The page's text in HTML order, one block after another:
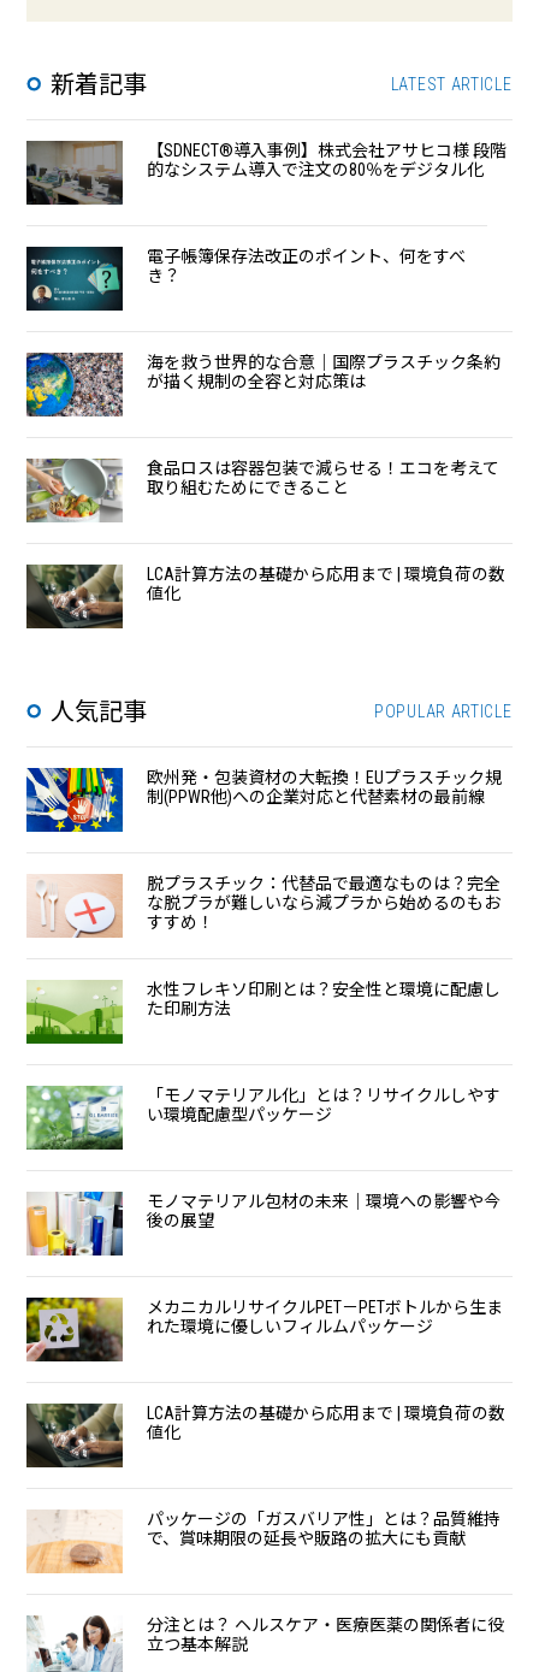
新着記事 LATEST ARTICLE
【SDNECT®導入事例】株式会社アサヒコ様 段階
的なシステム導入で注⽂の80％をデジタル化
電子帳簿保存法改正のポイント、何をすべ
き？
海を救う世界的な合意｜国際プラスチック条約
が描く規制の全容と対応策は
食品ロスは容器包装で減らせる！エコを考えて
取り組むためにできること
LCA計算方法の基礎から応用まで | 環境負荷の数
値化
人気記事 POPULAR ARTICLE
欧州発・包装資材の大転換！EUプラスチック規
制(PPWR他)への企業対応と代替素材の最前線
脱プラスチック：代替品で最適なものは？完全
な脱プラが難しいなら減プラから始めるのもお
すすめ！
水性フレキソ印刷とは？安全性と環境に配慮し
た印刷方法
「モノマテリアル化」とは？リサイクルしやす
い環境配慮型パッケージ
モノマテリアル包材の未来｜環境への影響や今
後の展望
メカニカルリサイクルPET－PETボトルから生ま
れた環境に優しいフィルムパッケージ
LCA計算方法の基礎から応用まで | 環境負荷の数
値化
パッケージの「ガスバリア性」とは？品質維持
で、賞味期限の延長や販路の拡大にも貢献
分注とは？ ヘルスケア・医療医薬の関係者に役
立つ基本解説